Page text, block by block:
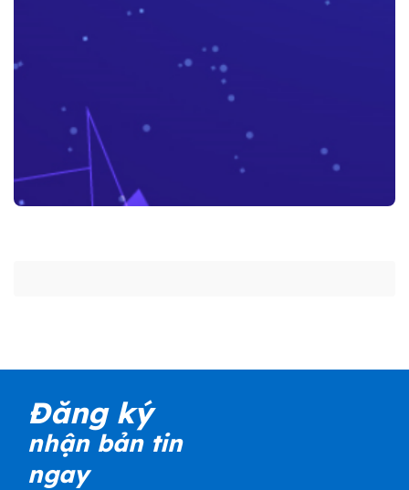
Nhân viên không sử dụng CRM: Đâu là giải pháp cho doanh
Đăng ký
nhận bản tin
ngay